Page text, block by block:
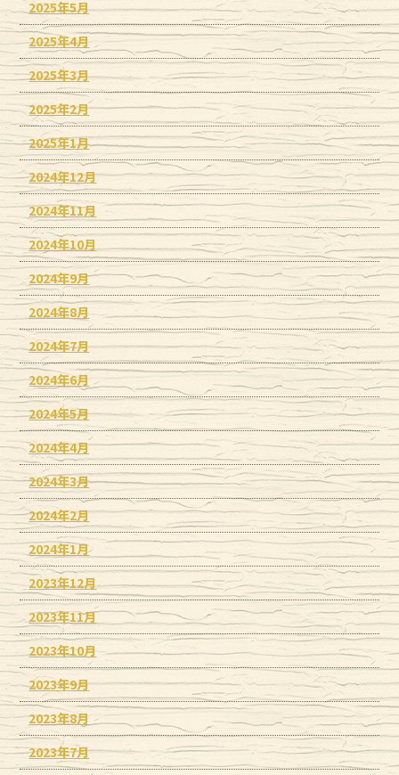
2025年5月
2025年4月
2025年3月
2025年2月
2025年1月
2024年12月
2024年11月
2024年10月
2024年9月
2024年8月
2024年7月
2024年6月
2024年5月
2024年4月
2024年3月
2024年2月
2024年1月
2023年12月
2023年11月
2023年10月
2023年9月
2023年8月
2023年7月